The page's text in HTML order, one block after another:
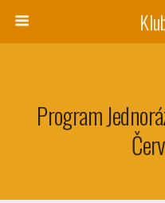
Program